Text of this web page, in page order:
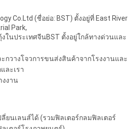
Co.Ltd (ชื่อย่อ: BST) ตั้งอยู่ที่ East River
Park,
ในประเทศจีนBST ตั้งอยู่ใกล้ทางด่วนและ
กวางโจวการขนส่งสินค้าจากโรงงานและ
ละเรา
งงาน
ลี่ยนเลนส์ได้ (รวมฟิลเตอร์กลมฟิลเตอร์